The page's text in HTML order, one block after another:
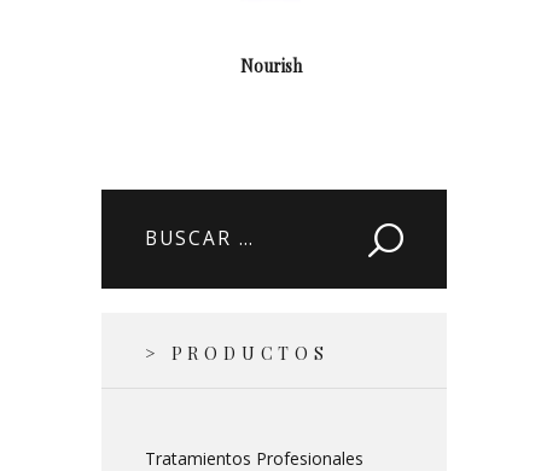
Nourish
Buscar:
> PRODUCTOS
Tratamientos Profesionales